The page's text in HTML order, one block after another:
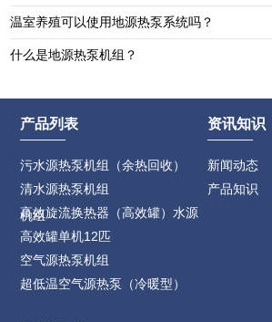
温室养殖可以使用地源热泵系统吗？
什么是地源热泵机组？
产品列表
污水源热泵机组（余热回收）
清水源热泵机组
高效旋流换热器（高效罐）水源
机组
高效罐单机12匹
空气源热泵机组
超低温空气源热泵（冷暖型）
资讯知识
新闻动态
产品知识